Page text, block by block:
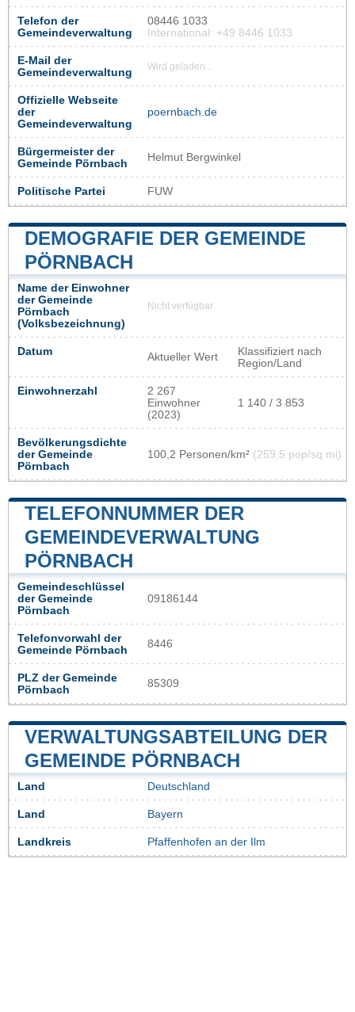
Telefon der
Gemeindeverwaltung
08446 1033
International: +49 8446 1033
E-Mail der
Gemeindeverwaltung
Wird geladen...
Offizielle Webseite
der
Gemeindeverwaltung
poernbach.de
Bürgermeister der
Gemeinde Pörnbach
Helmut Bergwinkel
Politische Partei FUW
DEMOGRAFIE DER GEMEINDE
PÖRNBACH
Name der Einwohner
der Gemeinde
Pörnbach
(Volksbezeichnung)
Nicht verfügbar
Datum Aktueller Wert
Klassifiziert nach
Region/Land
Einwohnerzahl
2 267
Einwohner
(2023)
1 140 / 3 853
Bevölkerungsdichte
der Gemeinde
Pörnbach
100,2 Personen/km² (259,5 pop/sq mi)
TELEFONNUMMER DER
GEMEINDEVERWALTUNG
PÖRNBACH
Gemeindeschlüssel
der Gemeinde
Pörnbach
09186144
Telefonvorwahl der
Gemeinde Pörnbach
8446
PLZ der Gemeinde
Pörnbach
85309
VERWALTUNGSABTEILUNG DER
GEMEINDE PÖRNBACH
Land Deutschland
Land Bayern
Landkreis Pfaffenhofen an der Ilm